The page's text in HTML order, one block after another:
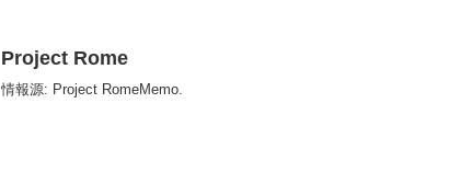
Project Rome
情報源: Project RomeMemo.